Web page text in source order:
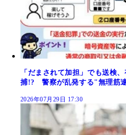
「だまされて加担」でも送検
捕!? 警察が乱発する"無理筋
2026年07月29日 17:30